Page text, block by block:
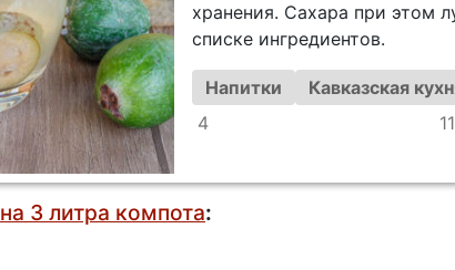
хранения. Сахара при этом
списке ингредиентов.
Напитки
Кавказская
4
на 3 литра компота: